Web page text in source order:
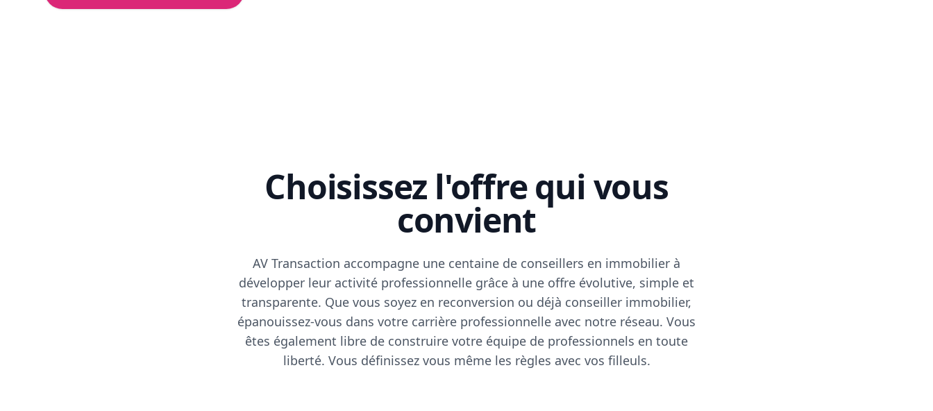
Choisissez l'offre qui vous
convient
AV Transaction accompagne une centaine de conseillers en immobilier à
développer leur activité professionnelle grâce à une offre évolutive, simple et
transparente. Que vous soyez en reconversion ou déjà conseiller immobilier,
épanouissez-vous dans votre carrière professionnelle avec notre réseau. Vous
êtes également libre de construire votre équipe de professionnels en toute
liberté. Vous définissez vous même les règles avec vos filleuls.